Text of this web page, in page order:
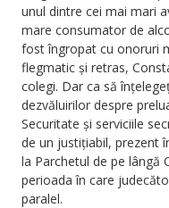
unul dintre cei mai mari
mare consumator de
fost îngropat cu onoruri
flegmatic și retras,
colegi. Dar ca să
dezvăluirilor despre
Securitate și serviciile
de un justițiabil, prezent
la Parchetul de pe lângă
perioada în care
paralel.